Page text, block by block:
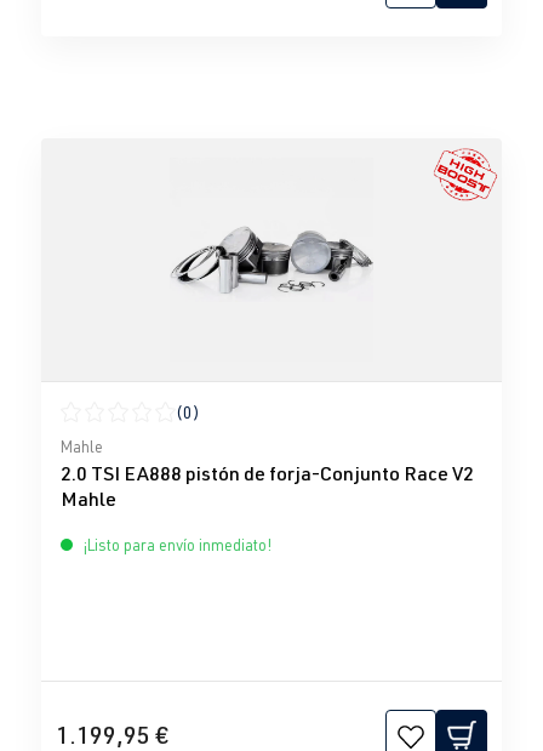
Calificación promedio de 0 de 5 estrellas
(0)
Mahle
2.0 TSI EA888 pistón de forja-Conjunto Race V2
Mahle
¡Listo para envío inmediato!
1.199,95 €